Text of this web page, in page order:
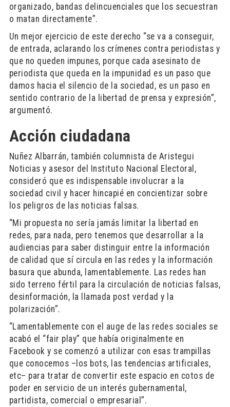
organizado, bandas delincuenciales que los secuestran
o matan directamente”.
Un mejor ejercicio de este derecho “se va a conseguir,
de entrada, aclarando los crímenes contra periodistas y
que no queden impunes, porque cada asesinato de
periodista que queda en la impunidad es un paso que
damos hacia el silencio de la sociedad, es un paso en
sentido contrario de la libertad de prensa y expresión”,
argumentó.
Acción ciudadana
Nuñez Albarrán, también columnista de Aristegui
Noticias y asesor del Instituto Nacional Electoral,
consideró que es indispensable involucrar a la
sociedad civil y hacer hincapié en concientizar sobre
los peligros de las noticias falsas.
“Mi propuesta no sería jamás limitar la libertad en
redes, para nada, pero tenemos que desarrollar a la
audiencias para saber distinguir entre la información
de calidad que sí circula en las redes y la información
basura que abunda, lamentablemente. Las redes han
sido terreno fértil para la circulación de noticias falsas,
desinformación, la llamada post verdad y la
polarización”.
“Lamentablemente con el auge de las redes sociales se
acabó el “fair play” que había originalmente en
Facebook y se comenzó a utilizar con esas trampillas
que conocemos –los bots, las tendencias artificiales,
etc– para tratar de convertir este espacio en cotos de
poder en servicio de un interés gubernamental,
partidista, comercial o empresarial”.